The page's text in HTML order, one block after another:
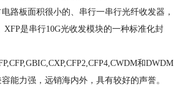
板面积很小的、串行一串行光纤收发器，
XFP是串行10G光收发模块的一种标准化封
和DWDM
能力强，远销海内外，具有较好的声誉。